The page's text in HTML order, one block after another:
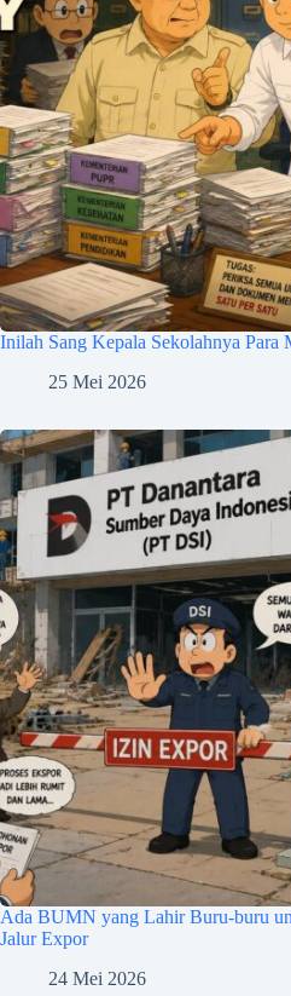
Inilah Sang Kepala Sekolahnya Para
25 Mei 2026
Ada BUMN yang Lahir Buru-buru
Jalur Expor
24 Mei 2026